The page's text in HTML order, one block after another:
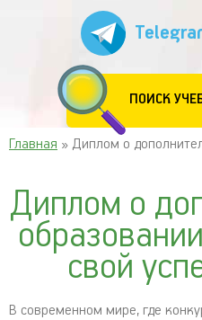
ПОИСК
Главная » Диплом о
Диплом о
свой
В современном мире, где